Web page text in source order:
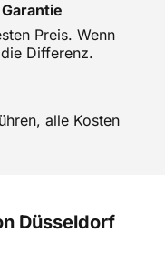
Preis. Wenn
Differenz.
alle Kosten
Düsseldorf